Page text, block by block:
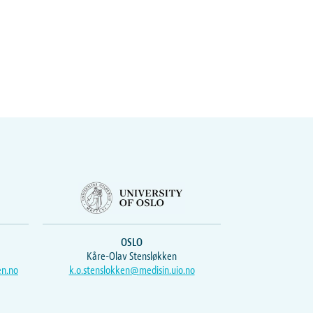
OSLO
Kåre-Olav Stensløkken
k.o.stenslokken@medisin.uio.no